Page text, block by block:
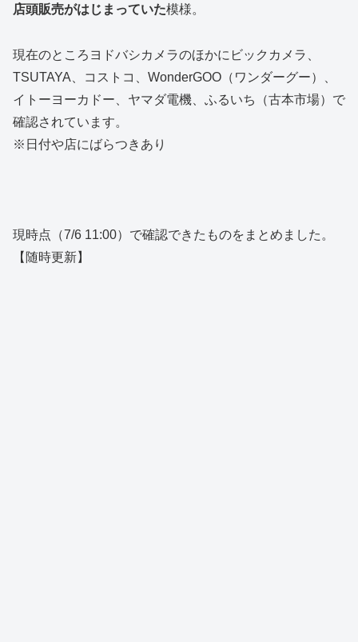
店頭販売がはじまっていた模様。
現在のところヨドバシカメラのほかにビックカメラ、
TSUTAYA、コストコ、WonderGOO（ワンダーグー）、
イトーヨーカドー、ヤマダ電機、ふるいち（古本市場）で
確認されています。
※日付や店にばらつきあり
現時点（7/6 11:00）で確認できたものをまとめました。
【随時更新】